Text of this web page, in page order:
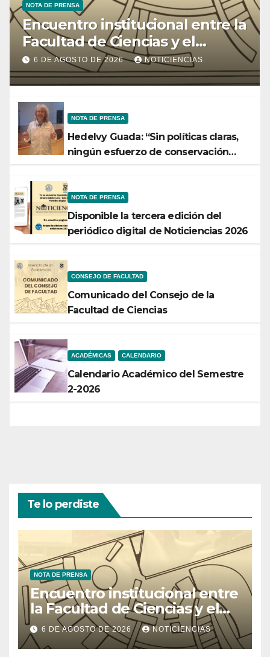
NOTA DE PRENSA
Encuentro institucional entre la
Facultad de Ciencias y el
Ministerio de Ciencia y
Tecnología
6 DE AGOSTO DE 2026 NOTICIENCIAS
NOTA DE PRENSA
Hedelvy Guada: “Sin políticas claras,
ningún esfuerzo de conservación
NOTA DE PRENSA
Disponible la tercera edición del
periódico digital de Noticiencias 2026
CONSEJO DE FACULTAD
Comunicado del Consejo de la
Facultad de Ciencias
ACADÉMICAS CALENDARIO
Calendario Académico del Semestre
2-2026
Te lo perdiste
NOTA DE PRENSA
Encuentro institucional entre
la Facultad de Ciencias y el
Ministerio de Ciencia y
Tecnología
6 DE AGOSTO DE 2026 NOTICIENCIAS